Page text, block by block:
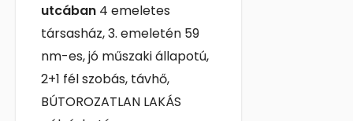
utcában 4 emeletes
társasház, 3. emeletén 59
nm-es, jó műszaki állapotú,
2+1 fél szobás, távhő,
BÚTOROZATLAN LAKÁS